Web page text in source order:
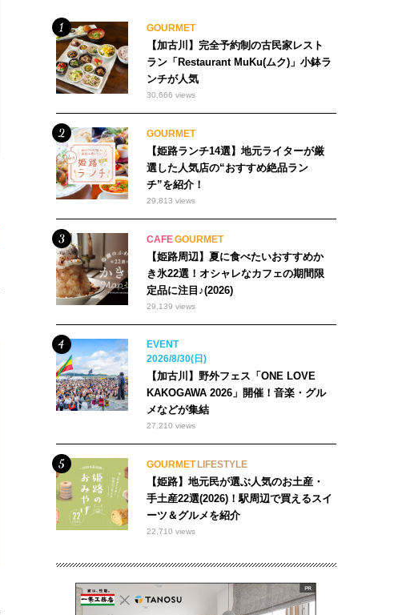
GOURMET
【加古川】完全予約制の古民家レスト
ラン「Restaurant MuKu(ムク)」小鉢ラ
ンチが人気
30,666 views
GOURMET
【姫路ランチ14選】地元ライターが厳
選した人気店の“おすすめ絶品ラン
チ”を紹介！
29,813 views
CAFEGOURMET
【姫路周辺】夏に食べたいおすすめか
き氷22選！オシャレなカフェの期間限
定品に注目♪(2026)
29,139 views
EVENT
2026/8/30(日)
【加古川】野外フェス「ONE LOVE
KAKOGAWA 2026」開催！音楽・グル
メなどが集結
27,210 views
GOURMET LIFESTYLE
【姫路】地元民が選ぶ人気のお土産・
手土産22選(2026)！駅周辺で買えるスイ
ーツ＆グルメを紹介
22,710 views